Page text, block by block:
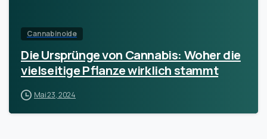
Cannabinoide
Die Ursprünge von Cannabis: Woher die
vielseitige Pflanze wirklich stammt
Mai 23, 2024